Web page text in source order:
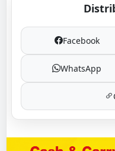
Facebook
WhatsApp